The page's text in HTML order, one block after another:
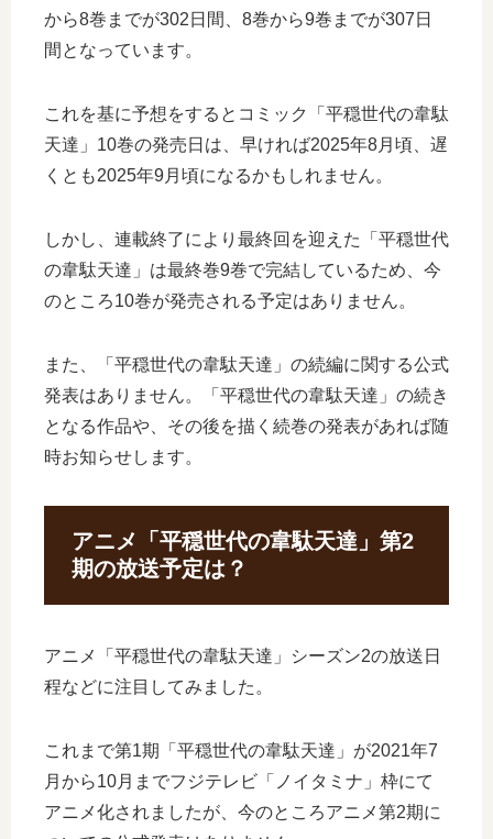
から8巻までが302日間、8巻から9巻までが307日
間となっています。
これを基に予想をするとコミック「平穏世代の韋駄
天達」10巻の発売日は、早ければ2025年8月頃、遅
くとも2025年9月頃になるかもしれません。
しかし、連載終了により最終回を迎えた「平穏世代
の韋駄天達」は最終巻9巻で完結しているため、今
のところ10巻が発売される予定はありません。
また、「平穏世代の韋駄天達」の続編に関する公式
発表はありません。「平穏世代の韋駄天達」の続き
となる作品や、その後を描く続巻の発表があれば随
時お知らせします。
アニメ「平穏世代の韋駄天達」第2
期の放送予定は？
アニメ「平穏世代の韋駄天達」シーズン2の放送日
程などに注目してみました。
これまで第1期「平穏世代の韋駄天達」が2021年7
月から10月までフジテレビ「ノイタミナ」枠にて
アニメ化されましたが、今のところアニメ第2期に